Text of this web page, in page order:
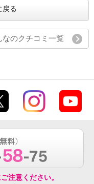
戻る
なのクチコミ一覧
注意ください。